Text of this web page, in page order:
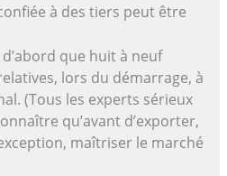
à des tiers peut être
que huit à neuf
lors du démarrage, à
(Tous les experts sérieux
qu’avant d’exporter,
maîtriser le marché